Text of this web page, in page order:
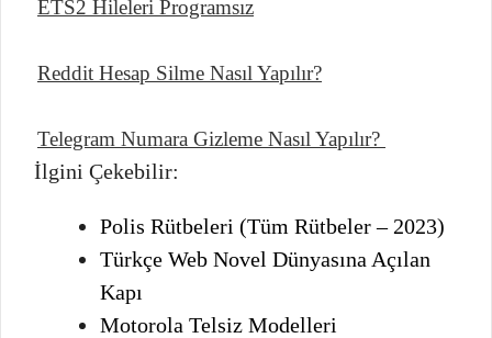
ETS2 Hileleri Programsız
Reddit Hesap Silme Nasıl Yapılır?
Telegram Numara Gizleme Nasıl Yapılır?
İlgini Çekebilir:
Polis Rütbeleri (Tüm Rütbeler – 2023)
Türkçe Web Novel Dünyasına Açılan
Kapı
Motorola Telsiz Modelleri